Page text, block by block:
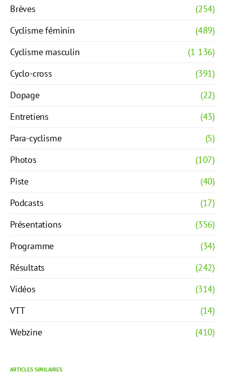
Brèves
(254)
Cyclisme féminin
(489)
Cyclisme masculin
(1 136)
Cyclo-cross
(391)
Dopage
(22)
Entretiens
(43)
Para-cyclisme
(5)
Photos
(107)
Piste
(40)
Podcasts
(17)
Présentations
(356)
Programme
(34)
Résultats
(242)
Vidéos
(314)
VTT
(14)
Webzine
(410)
ARTICLES SIMILAIRES